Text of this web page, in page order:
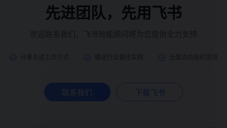
先进团队，先用飞书
联系我们 下载飞书